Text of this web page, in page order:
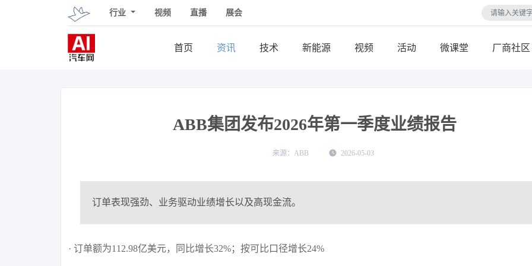
行业 视频 直播 展会
首页 资讯 技术 视频 活动 微课堂 厂商社区
ABB集团发布2026年第一季度业绩报告
ABB 2026-05-03
订单表现强劲、业务驱动业绩增长以及高现金流。
· 订单额为112.98亿美元，同比增长32%；按可比口径增长24%